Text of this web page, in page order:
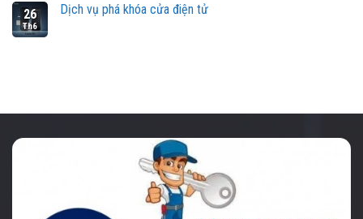
26
Th6
Dịch vụ phá khóa cửa điện tử